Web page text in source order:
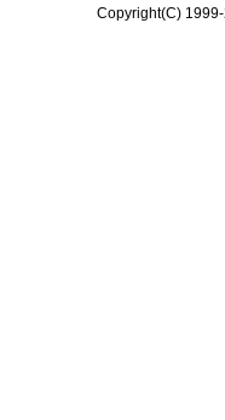
Copyright(C)